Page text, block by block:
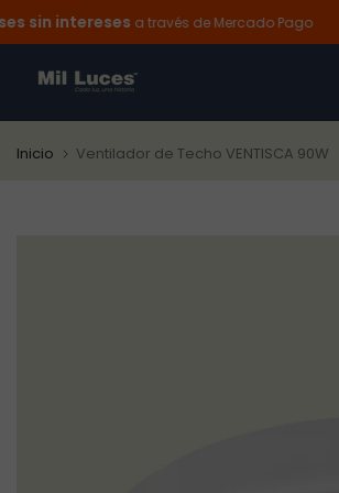
Ir
al
contenido
interesesa través de Mercado Pago
Inicio Ventilador de Techo VENTISCA 90W